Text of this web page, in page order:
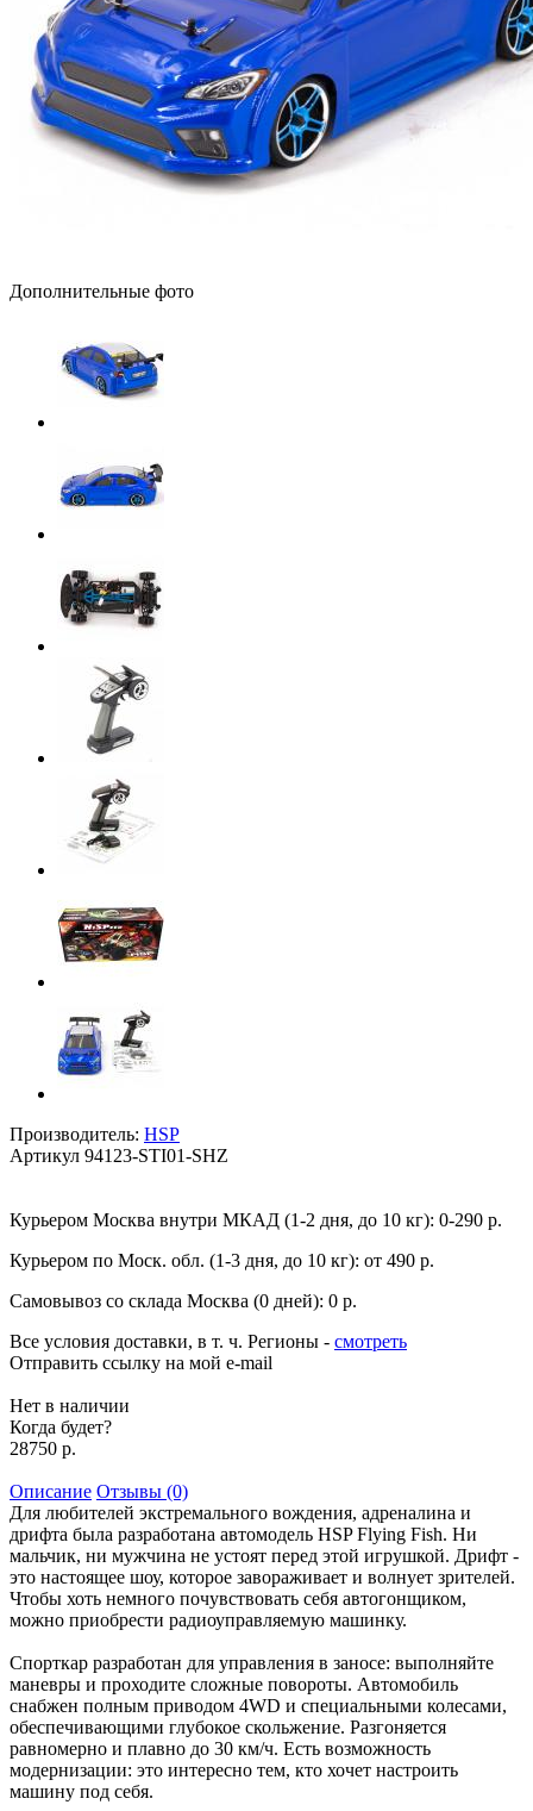
Дополнительные фото
Производитель: HSP
Артикул 94123-STI01-SHZ
Курьером Москва внутри МКАД (1-2 дня, до 10 кг): 0-290 р.
Курьером по Моск. обл. (1-3 дня, до 10 кг): от 490 р.
Самовывоз со склада Москва (0 дней): 0 р.
Все условия доставки, в т. ч. Регионы - смотреть
Отправить ссылку на мой e-mail
Нет в наличии
Когда будет?
28750 р.
Описание Отзывы (0)
Для любителей экстремального вождения, адреналина и
дрифта была разработана автомодель HSP Flying Fish. Ни
мальчик, ни мужчина не устоят перед этой игрушкой. Дрифт -
это настоящее шоу, которое завораживает и волнует зрителей.
Чтобы хоть немного почувствовать себя автогонщиком,
можно приобрести радиоуправляемую машинку.
Спорткар разработан для управления в заносе: выполняйте
маневры и проходите сложные повороты. Автомобиль
снабжен полным приводом 4WD и специальными колесами,
обеспечивающими глубокое скольжение. Разгоняется
равномерно и плавно до 30 км/ч. Есть возможность
модернизации: это интересно тем, кто хочет настроить
машину под себя.